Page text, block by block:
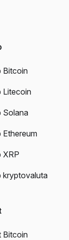
Bitcoin
Litecoin
Solana
Ethereum
XRP
kryptovaluta
Bitcoin